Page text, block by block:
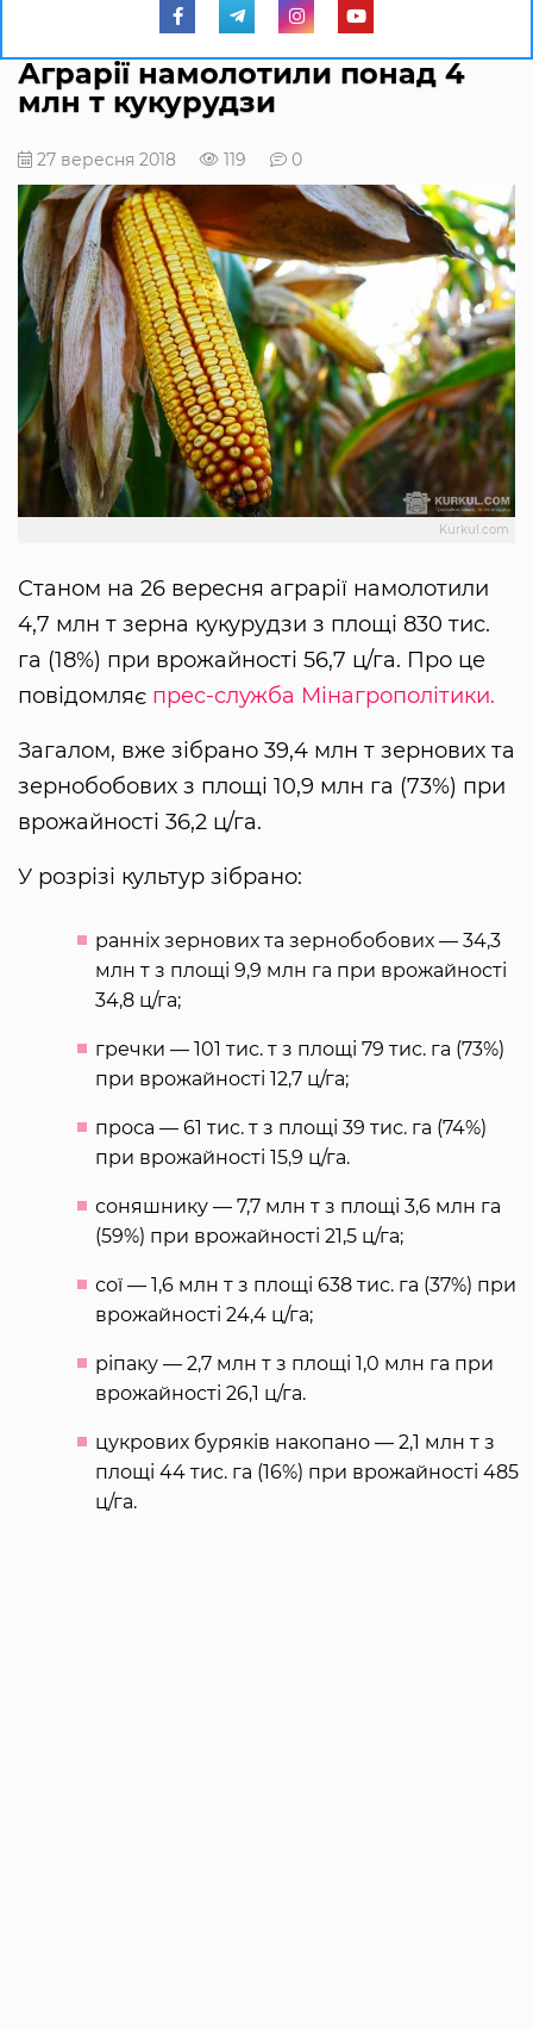
Аграрії намолотили понад 4
млн т кукурудзи
27 вересня 2018 119 0
Kurkul.com
Станом на 26 вересня аграрії намолотили
4,7 млн т зерна кукурудзи з площі 830 тис.
га (18%) при врожайності 56,7 ц/га. Про це
повідомляє прес-служба Мінагрополітики.
Загалом, вже зібрано 39,4 млн т зернових та
зернобобових з площі 10,9 млн га (73%) при
врожайності 36,2 ц/га.
У розрізі культур зібрано:
ранніх зернових та зернобобових — 34,3
млн т з площі 9,9 млн га при врожайності
34,8 ц/га;
гречки — 101 тис. т з площі 79 тис. га (73%)
при врожайності 12,7 ц/га;
проса — 61 тис. т з площі 39 тис. га (74%)
при врожайності 15,9 ц/га.
соняшнику — 7,7 млн т з площі 3,6 млн га
(59%) при врожайності 21,5 ц/га;
сої — 1,6 млн т з площі 638 тис. га (37%) при
врожайності 24,4 ц/га;
ріпаку — 2,7 млн т з площі 1,0 млн га при
врожайності 26,1 ц/га.
цукрових буряків накопано — 2,1 млн т з
площі 44 тис. га (16%) при врожайності 485
ц/га.